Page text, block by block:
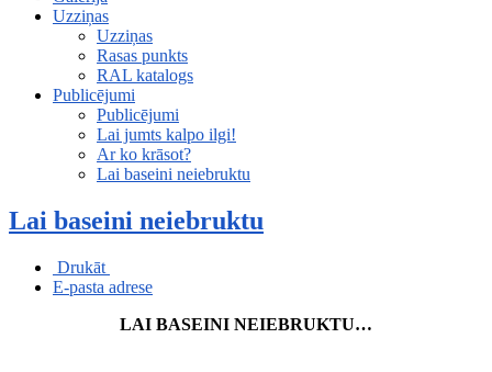
Uzziņas
Uzziņas
Rasas punkts
RAL katalogs
Publicējumi
Publicējumi
Lai jumts kalpo ilgi!
Ar ko krāsot?
Lai baseini neiebruktu
Lai baseini neiebruktu
Drukāt
E-pasta adrese
LAI BASEINI NEIEBRUKTU…